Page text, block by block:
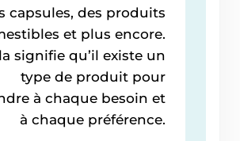
capsules, des produits
et plus encore.
signifie qu’il existe un
type de produit pour
à chaque besoin et
à chaque préférence.